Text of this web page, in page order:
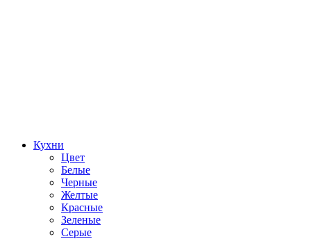
Кухни
Цвет
Белые
Черные
Желтые
Красные
Зеленые
Серые